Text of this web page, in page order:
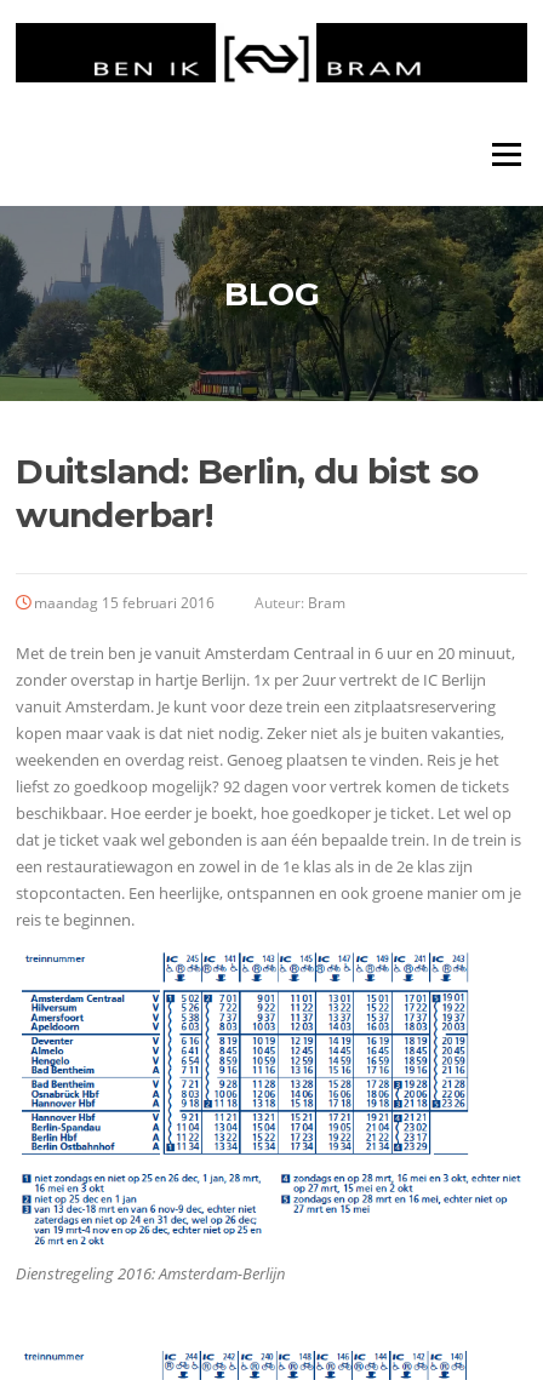
Menu
BLOG
Duitsland: Berlin, du bist so
wunderbar!
maandag 15 februari 2016 Auteur: Bram
Met de trein ben je vanuit Amsterdam Centraal in 6 uur en 20 minuut,
zonder overstap in hartje Berlijn. 1x per 2uur vertrekt de IC Berlijn
vanuit Amsterdam. Je kunt voor deze trein een zitplaatsreservering
kopen maar vaak is dat niet nodig. Zeker niet als je buiten vakanties,
weekenden en overdag reist. Genoeg plaatsen te vinden. Reis je het
liefst zo goedkoop mogelijk? 92 dagen voor vertrek komen de tickets
beschikbaar. Hoe eerder je boekt, hoe goedkoper je ticket. Let wel op
dat je ticket vaak wel gebonden is aan één bepaalde trein. In de trein is
een restauratiewagon en zowel in de 1e klas als in de 2e klas zijn
stopcontacten. Een heerlijke, ontspannen en ook groene manier om je
reis te beginnen.
Dienstregeling 2016: Amsterdam-Berlijn